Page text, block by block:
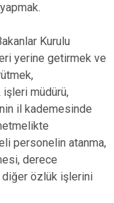
Kurulu
yerine getirmek ve
işleri müdürü,
il kademesinde
personelin atanma,
derece
özlük işlerini